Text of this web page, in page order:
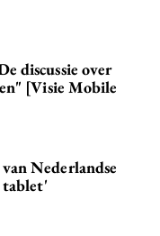
discussie over
[Visie Mobile
Nederlandse
tablet'